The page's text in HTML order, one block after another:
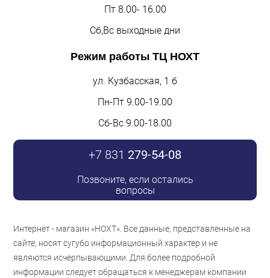
Пт 8.00- 16.00
Сб,Вс выходные дни
Режим работы ТЦ НОХТ
ул. Кузбасская, 1 б
Пн-Пт 9.00-19.00
Сб-Вс 9.00-18.00
+7 831 279-54-08
Позвоните, если остались
вопросы
Интернет - магазин «НОХТ». Все данные, представленные на
сайте, носят сугубо информационный характер и не
являются исчерпывающими. Для более подробной
информации следует обращаться к менеджерам компании